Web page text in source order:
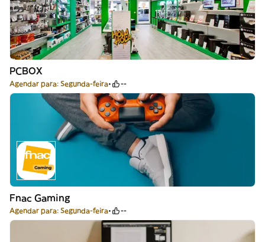
PCBOX
Agendar para: Segunda-feira --
Fnac Gaming
Agendar para: Segunda-feira --